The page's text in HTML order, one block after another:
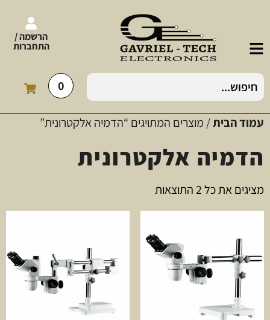
הרשמה /
התחברות
0
עמוד הבית/ מוצרים המתויגים “הדמיה אלקטרונית”
הדמיה אלקטרונית
מציגים את כל ⁦2⁩ התוצאות